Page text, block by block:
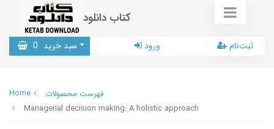
کتاب دانلود
سبد خرید 0 ورود ثبت‌نام
Home
فهرست محصولات
Managerial decision making: A holistic approach